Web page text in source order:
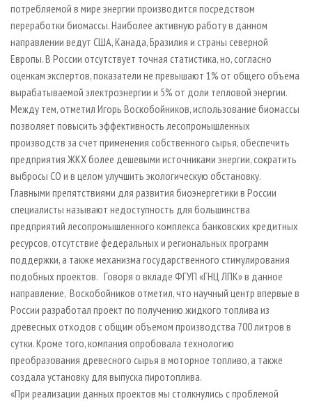
потребляемой в мире энергии производится посредством
переработки биомассы. Наиболее активную работу в данном
направлении ведут США, Канада, Бразилия и страны северной
Европы. В России отсутствует точная статистика, но, согласно
оценкам экспертов, показатели не превышают 1% от общего объема
вырабатываемой электроэнергии и 5% от доли тепловой энергии.
Между тем, отметил Игорь Воскобойников, использование биомассы
позволяет повысить эффективность лесопромышленных
производств за счет применения собственного сырья, обеспечить
предприятия ЖКХ более дешевыми источниками энергии, сократить
выбросы СО и в целом улучшить экологическую обстановку.
Главными препятствиями для развития биоэнергетики в России
специалисты называют недоступность для большинства
предприятий лесопромышленного комплекса банковских кредитных
ресурсов, отсутствие федеральных и региональных программ
поддержки, а также механизма государственного стимулирования
подобных проектов. Говоря о вкладе ФГУП «ГНЦ ЛПК» в данное
направление, Воскобойников отметил, что научный центр впервые в
России разработал проект по получению жидкого топлива из
древесных отходов с общим объемом производства 700 литров в
сутки. Кроме того, компания опробовала технологию
преобразования древесного сырья в моторное топливо, а также
создала установку для выпуска пиротоплива.
«При реализации данных проектов мы столкнулись с проблемой